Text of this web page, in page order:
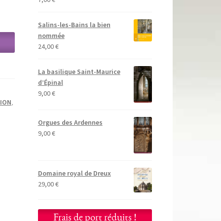
,
Salins-les-Bains la bien
nommée
24,00€
La basilique Saint-Maurice
d’Épinal
9,00€
Orgues des Ardennes
9,00€
Domaine royal de Dreux
29,00€
Frais de port réduits !